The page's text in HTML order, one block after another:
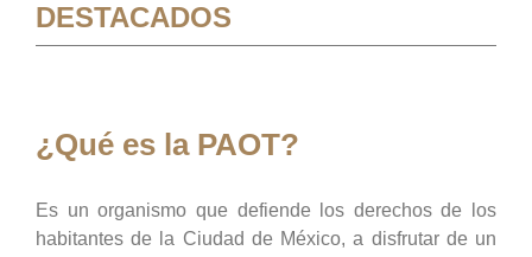
DESTACADOS
¿Qué es la PAOT?
Es un organismo que defiende los derechos de los
habitantes de la Ciudad de México, a disfrutar de un